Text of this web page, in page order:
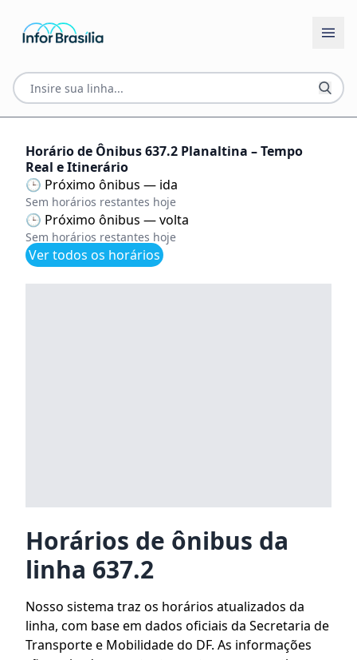
Horário de Ônibus 637.2 Planaltina – Tempo
Real e Itinerário
🕒 Próximo ônibus — ida
Sem horários restantes hoje
🕒 Próximo ônibus — volta
Sem horários restantes hoje
Ver todos os horários
Horários de ônibus da
linha 637.2
Nosso sistema traz os horários atualizados da
linha, com base em dados oficiais da Secretaria de
Transporte e Mobilidade do DF. As informações